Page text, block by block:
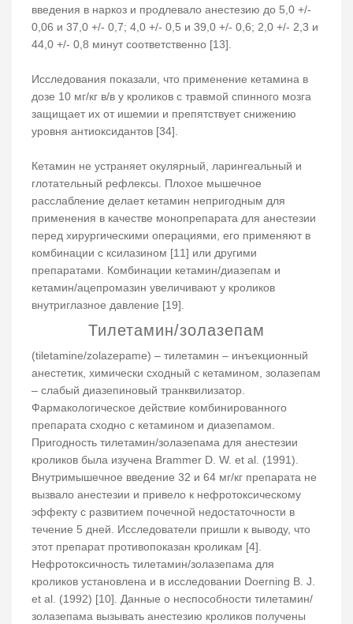
введения в наркоз и продлевало анестезию до 5,0 +/-
0,06 и 37,0 +/- 0,7; 4,0 +/- 0,5 и 39,0 +/- 0,6; 2,0 +/- 2,3 и
44,0 +/- 0,8 минут соответственно [13].
Исследования показали, что применение кетамина в
дозе 10 мг/кг в/в у кроликов с травмой спинного мозга
защищает их от ишемии и препятствует снижению
уровня антиоксидантов [34].
Кетамин не устраняет окулярный, ларингеальный и
глотательный рефлексы. Плохое мышечное
расслабление делает кетамин непригодным для
применения в качестве монопрепарата для анестезии
перед хирургическими операциями, его применяют в
комбинации с ксилазином [11] или другими
препаратами. Комбинации кетамин/диазепам и
кетамин/ацепромазин увеличивают у кроликов
внутриглазное давление [19].
Тилетамин/золазепам
(tiletamine/zolazepame) – тилетамин – инъекционный
анестетик, химически сходный с кетамином, золазепам
– слабый диазепиновый транквилизатор.
Фармакологическое действие комбинированного
препарата сходно с кетамином и диазепамом.
Пригодность тилетамин/золазепама для анестезии
кроликов была изучена Brammer D. W. et al. (1991).
Внутримышечное введение 32 и 64 мг/кг препарата не
вызвало анестезии и привело к нефротоксическому
эффекту с развитием почечной недостаточности в
течение 5 дней. Исследователи пришли к выводу, что
этот препарат противопоказан кроликам [4].
Нефротоксичность тилетамин/золазепама для
кроликов установлена и в исследовании Doerning B. J.
et al. (1992) [10]. Данные о неспособности тилетамин/
золазепама вызывать анестезию кроликов получены